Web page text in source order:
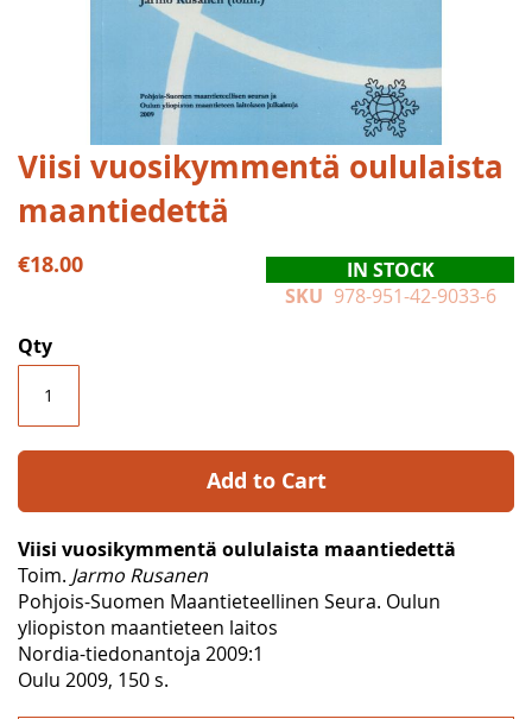
Skip
to
the
of
gallery
Viisi vuosikymmentä oululaista
maantiedettä
€18.00
IN STOCK
SKU 978-951-42-9033-6
Qty
Add to Cart
Viisi vuosikymmentä oululaista maantiedettä
Toim. Jarmo Rusanen
Pohjois-Suomen Maantieteellinen Seura. Oulun
yliopiston maantieteen laitos
Nordia-tiedonantoja 2009:1
Oulu 2009, 150 s.